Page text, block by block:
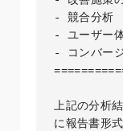
- 競合分析
- ユーザー
- コンバー
上記の分析
に報告書形